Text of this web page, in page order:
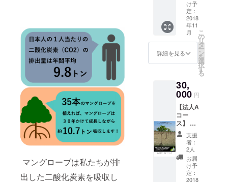
マングローブは私たちが排
出した二酸化炭素を吸収し
れない
場合は
備考欄
にご記
載をお
ます。
ご支援
いただ
くと3人
分の１
年間で
排出し
たCO2
年かけ
て吸収
しま
す！ ※
会社HP
に名前
や地域
の掲載
をご希
望され
ない場
合は備
テッ
カー２
枚（郵
送） ・
ワイエ
ルフォ
レスト
年)にて
ご挨拶
・植林
地の状
況のメ
ルマガ
配信(不
定期) こ
ちらを
ご支援
いただ
くと４
175本の
マング
ローブ
の植林
＆育成
＆管理
・お礼
メール
【会員
タ(PNG
データ)
付き】
・プロ
ジェク
ト会員
証（郵
送） ・
OFF
SETス
テッ
カー２
け予
定：
2018
年11
月
詳細を見る
こ
の
リ
タ
ー
ン
を
選
択
す
る
30,
000 円
【法人A
コー
ス】 ・
２００
本のマ
ング
ローブ
の植林
＆育成
＆管理
支援
者：
2人
お届
け予
定：
2018